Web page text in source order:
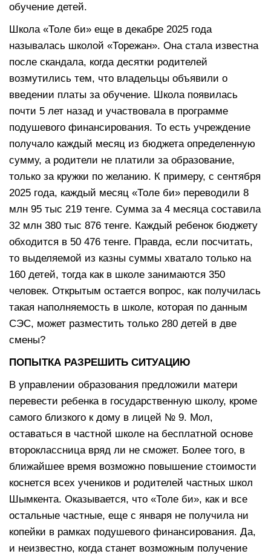
обучение детей.
Школа «Толе би» еще в декабре 2025 года
называлась школой «Торежан». Она стала известна
после скандала, когда десятки родителей
возмутились тем, что владельцы объявили о
введении платы за обучение. Школа появилась
почти 5 лет назад и участвовала в программе
подушевого финансирования. То есть учреждение
получало каждый месяц из бюджета определенную
сумму, а родители не платили за образование,
только за кружки по желанию. К примеру, с сентября
2025 года, каждый месяц «Толе би» переводили 8
млн 95 тыс 219 тенге. Сумма за 4 месяца составила
32 млн 380 тыс 876 тенге. Каждый ребенок бюджету
обходится в 50 476 тенге. Правда, если посчитать,
то выделяемой из казны суммы хватало только на
160 детей, тогда как в школе занимаются 350
человек. Открытым остается вопрос, как получилась
такая наполняемость в школе, которая по данным
СЭС, может разместить только 280 детей в две
смены?
ПОПЫТКА РАЗРЕШИТЬ СИТУАЦИЮ
В управлении образования предложили матери
перевести ребенка в государственную школу, кроме
самого близкого к дому в лицей № 9. Мол,
оставаться в частной школе на бесплатной основе
второклассница вряд ли не сможет. Более того, в
ближайшее время возможно повышение стоимости
коснется всех учеников и родителей частных школ
Шымкента. Оказывается, что «Толе би», как и все
остальные частные, еще с января не получила ни
копейки в рамках подушевого финансирования. Да,
и неизвестно, когда станет возможным получение